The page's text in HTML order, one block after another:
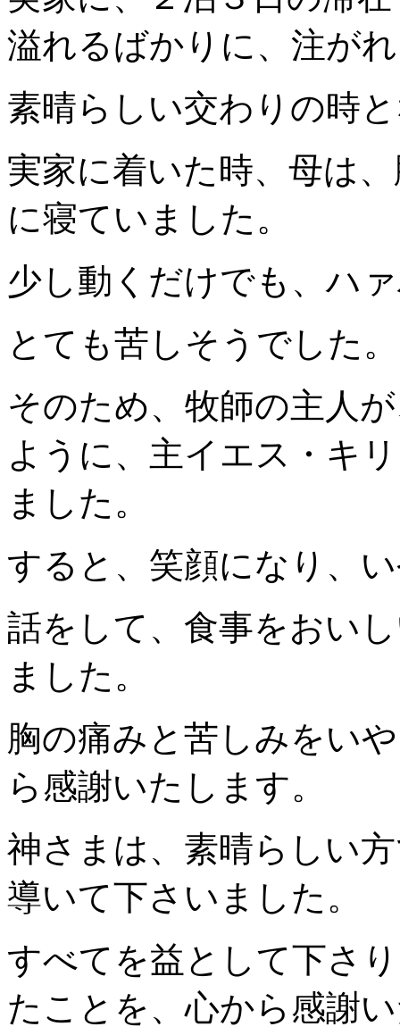
溢れるばかりに、注が
素晴らしい交わりの時
実家に着いた時、母は
に寝ていました。
少し動くだけでも、ハ
とても苦しそうでした。
そのため、牧師の主人
ように、主イエス・キ
ました。
すると、笑顔になり、
話をして、食事をおい
ました。
胸の痛みと苦しみをい
ら感謝いたします。
神さまは、素晴らしい
導いて下さいました。
すべてを益として下さ
たことを、心から感謝